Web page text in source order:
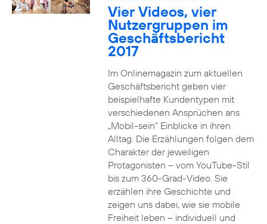
Vier Videos, vier
Nutzergruppen im
Geschäftsbericht
2017
Im Onlinemagazin zum aktuellen
Geschäftsbericht geben vier
beispielhafte Kundentypen mit
verschiedenen Ansprüchen ans
„Mobil-sein“ Einblicke in ihren
Alltag. Die Erzählungen folgen dem
Charakter der jeweiligen
Protagonisten – vom YouTube-Stil
bis zum 360-Grad-Video. Sie
erzählen ihre Geschichte und
zeigen uns dabei, wie sie mobile
Freiheit leben – individuell und